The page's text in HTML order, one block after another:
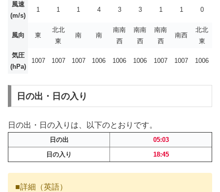
風速
(m/s)
1 1 1 4 3 3 1 1 0
風向 東
北北
東
南 南
南南
西
南南
西
南南
西
南西
北北
東
気圧
(hPa)
1007 1007 1007 1006 1006 1006 1007 1007 1006
日の出・日の入り
日の出・日の入りは、以下のとおりです。
日の出
05:03
日の入り
18:45
■詳細（英語）